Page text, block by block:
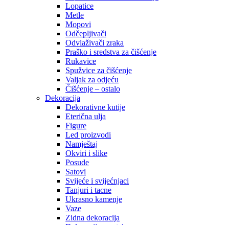
Lopatice
Metle
Mopovi
Odčepljivači
Odvlaživači zraka
Praško i sredstva za čišćenje
Rukavice
Spužvice za čišćenje
Valjak za odjeću
Čišćenje – ostalo
Dekoracija
Dekorativne kutije
Eterična ulja
Figure
Led proizvodi
Namještaj
Okviri i slike
Posude
Satovi
Svijeće i svijećnjaci
Tanjuri i tacne
Ukrasno kamenje
Vaze
Zidna dekoracija